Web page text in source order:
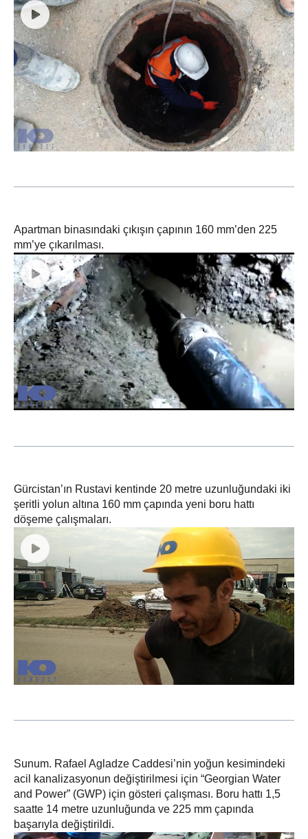
Apartman binasındaki çıkışın çapının 160 mm’den 225
mm’ye çıkarılması.
Gürcistan’ın Rustavi kentinde 20 metre uzunluğundaki iki
şeritli yolun altına 160 mm çapında yeni boru hattı
döşeme çalışmaları.
Sunum. Rafael Agladze Caddesi’nin yoğun kesimindeki
acil kanalizasyonun değiştirilmesi için “Georgian Water
and Power” (GWP) için gösteri çalışması. Boru hattı 1,5
saatte 14 metre uzunluğunda ve 225 mm çapında
başarıyla değiştirildi.